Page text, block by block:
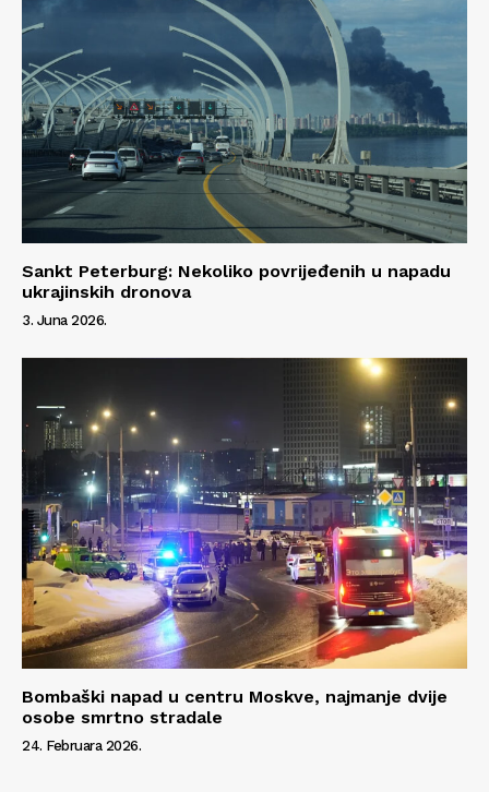
Sankt Peterburg: Nekoliko povrijeđenih u napadu
ukrajinskih dronova
3. Juna 2026.
Bombaški napad u centru Moskve, najmanje dvije
osobe smrtno stradale
24. Februara 2026.